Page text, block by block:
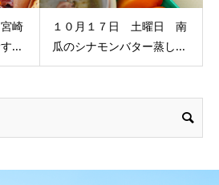
崎
...
１０月１７日 土曜日 南
瓜のシナモンバター蒸し...